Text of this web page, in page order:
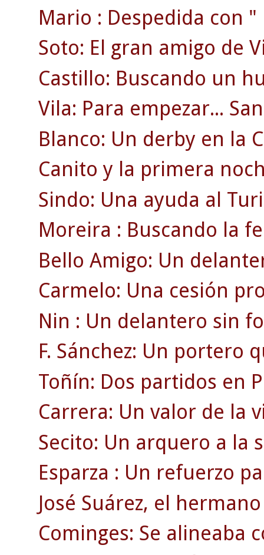
Mario : Despedida con
Soto: El gran amigo de
Castillo: Buscando un
Vila: Para empezar...
Blanco: Un derby en la
Canito y la primera
Sindo: Una ayuda al
Moreira : Buscando la
Bello Amigo: Un
Carmelo: Una cesión
Nin : Un delantero sin
F. Sánchez: Un portero
Toñín: Dos partidos en
Carrera: Un valor de la
Secito: Un arquero a la
Esparza : Un refuerzo
José Suárez, el
Cominges: Se alineaba